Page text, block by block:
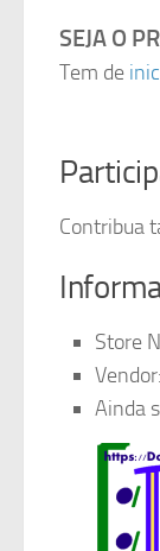
SEJA O
Tem de
Contribua
Store
Vendor:
Ainda